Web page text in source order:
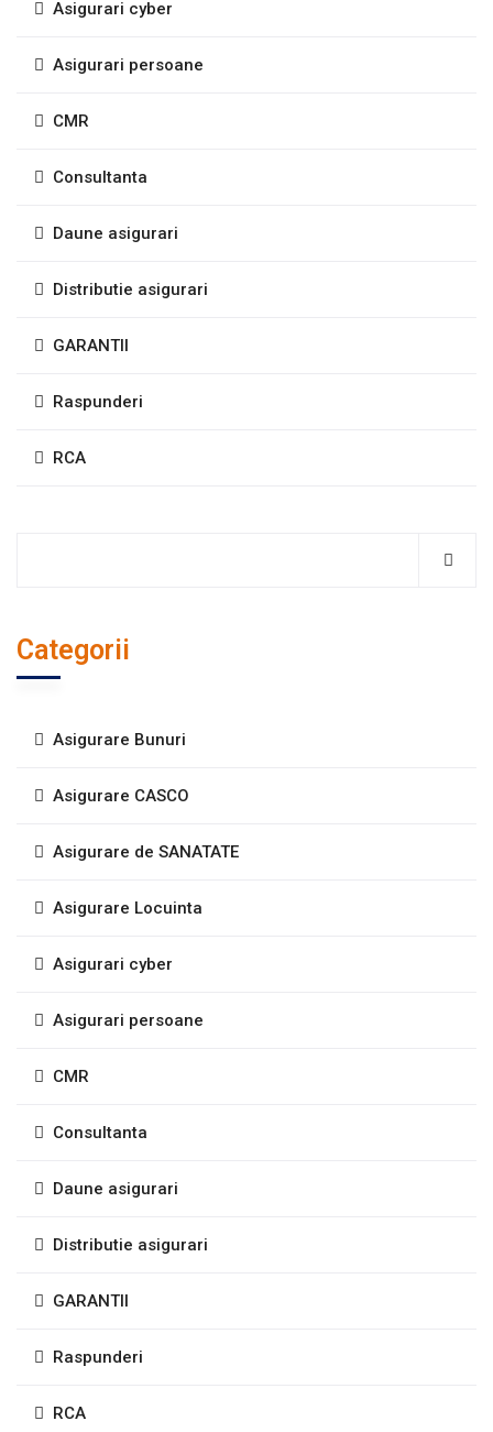
Asigurari cyber
Asigurari persoane
CMR
Consultanta
Daune asigurari
Distributie asigurari
GARANTII
Raspunderi
RCA
Categorii
Asigurare Bunuri
Asigurare CASCO
Asigurare de SANATATE
Asigurare Locuinta
Asigurari cyber
Asigurari persoane
CMR
Consultanta
Daune asigurari
Distributie asigurari
GARANTII
Raspunderi
RCA